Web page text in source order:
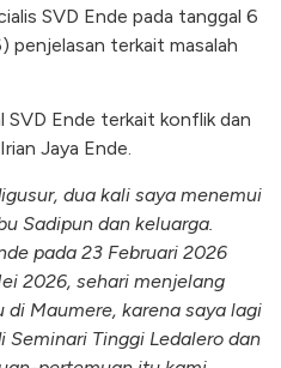
SVD Ende pada tanggal 6
penjelasan terkait masalah
SVD Ende terkait konflik dan
Jaya Ende.
dua kali saya menemui
Sadipun dan keluarga.
pada 23 Februari 2026
2026, sehari menjelang
Maumere, karena saya lagi
Tinggi Ledalero dan